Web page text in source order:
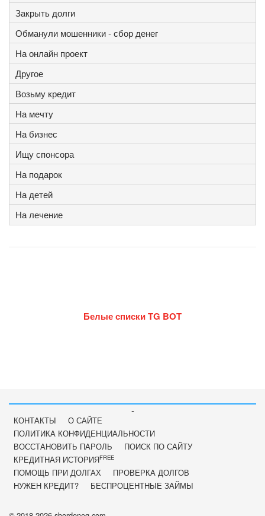
Закрыть долги
Обманули мошенники - сбор денег
На онлайн проект
Другое
Возьму кредит
На мечту
На бизнес
Ищу спонсора
На подарок
На детей
На лечение
Белые списки TG BOT
-
КОНТАКТЫ
О САЙТЕ
ПОЛИТИКА КОНФИДЕНЦИАЛЬНОСТИ
ВОССТАНОВИТЬ ПАРОЛЬ
ПОИСК ПО САЙТУ
КРЕДИТНАЯ ИСТОРИЯFREE
ПОМОЩЬ ПРИ ДОЛГАХ
ПРОВЕРКА ДОЛГОВ
НУЖЕН КРЕДИТ?
БЕСПРОЦЕНТНЫЕ ЗАЙМЫ